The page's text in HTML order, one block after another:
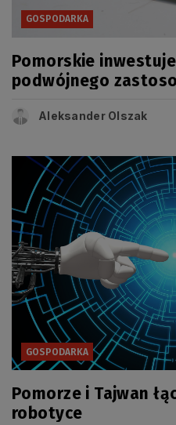
GOSPODARKA
Pomorskie
podwójnego
Aleksander Olszak
GOSPODARKA
Pomorze i Tajwan
robotyce